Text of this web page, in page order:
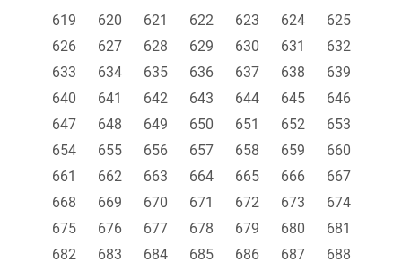
619
620 621 622 623 624
625
626
627 628 629 630 631
632
633
634 635 636 637 638
639
640
641 642 643 644 645
646
647
648 649 650 651 652
653
654
655 656 657 658 659
660
661
662 663 664 665 666
667
668
669 670 671 672 673
674
675
676 677 678 679 680
681
682
683 684 685 686 687
688